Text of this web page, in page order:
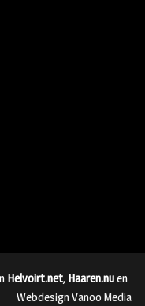
Helvoirt.net, Haaren.nuen
Webdesign Vanoo Media